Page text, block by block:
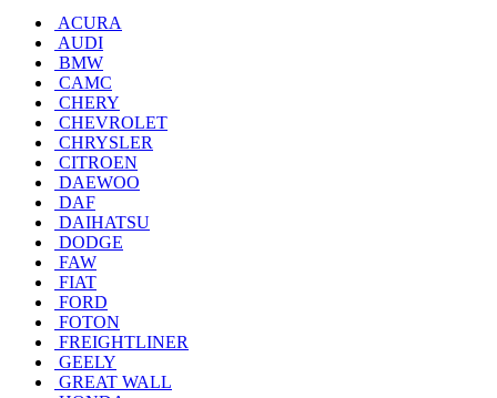
ACURA
AUDI
BMW
CAMC
CHERY
CHEVROLET
CHRYSLER
CITROEN
DAEWOO
DAF
DAIHATSU
DODGE
FAW
FIAT
FORD
FOTON
FREIGHTLINER
GEELY
GREAT WALL